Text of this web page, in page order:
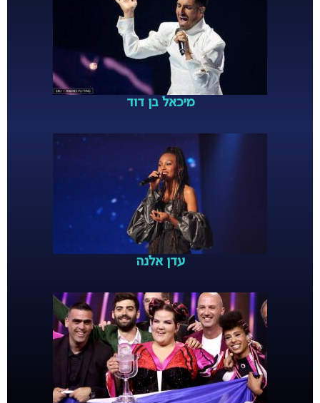
מיכאל בן דוד
עדן אלנה